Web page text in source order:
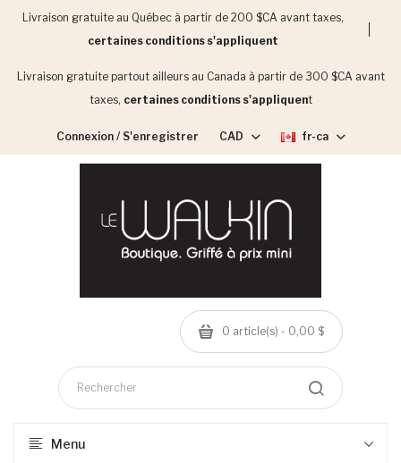
Livraison gratuite au Québec à partir de 200 $CA avant taxes,
certaines conditions s'appliquent
Livraison gratuite partout ailleurs au Canada à partir de 300 $CA avant
taxes, certaines conditions s'appliquent
Connexion / S'enregistrer CAD fr-ca
0 article(s) - 0,00 $
Menu